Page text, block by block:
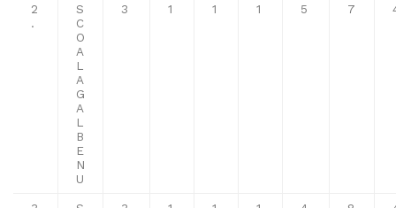
2
.
S
C
O
A
L
A
G
A
L
B
E
N
U
3 1 1 1 5 7